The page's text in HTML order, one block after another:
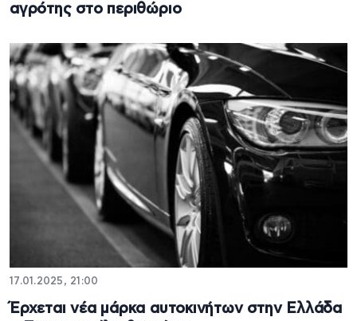
αγρότης στο περιθώριο
17.01.2025, 21:00
Έρχεται νέα μάρκα αυτοκινήτων στην Ελλάδα